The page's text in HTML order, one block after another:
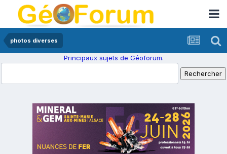
photos diverses
Principaux sujets de Géoforum.